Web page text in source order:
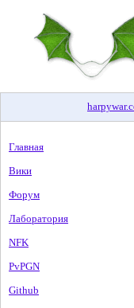
harpywar.
Главная
Вики
Форум
Лаборатория
NFK
PvPGN
Github